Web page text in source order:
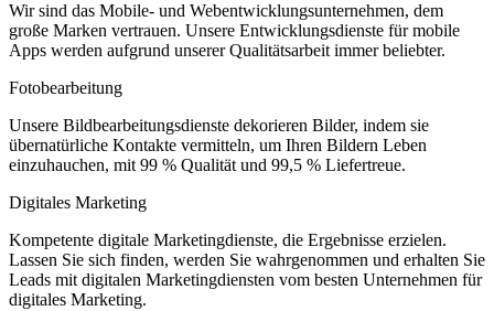
Wir sind das Mobile- und Webentwicklungsunternehmen, dem
große Marken vertrauen. Unsere Entwicklungsdienste für mobile
Apps werden aufgrund unserer Qualitätsarbeit immer beliebter.
Fotobearbeitung
Unsere Bildbearbeitungsdienste dekorieren Bilder, indem sie
übernatürliche Kontakte vermitteln, um Ihren Bildern Leben
einzuhauchen, mit 99 % Qualität und 99,5 % Liefertreue.
Digitales Marketing
Kompetente digitale Marketingdienste, die Ergebnisse erzielen.
Lassen Sie sich finden, werden Sie wahrgenommen und erhalten Sie
Leads mit digitalen Marketingdiensten vom besten Unternehmen für
digitales Marketing.